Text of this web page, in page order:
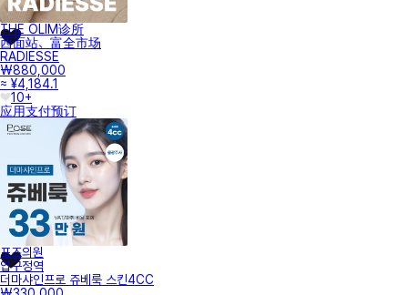
THE OLIM诊所
西面站、富全市场
RADIESSE
₩880,000
≈ ¥4,184.1
10+
应用支付预订
포즈의원
압구정역
더마샤인프로 쥬베룩 스킨4CC